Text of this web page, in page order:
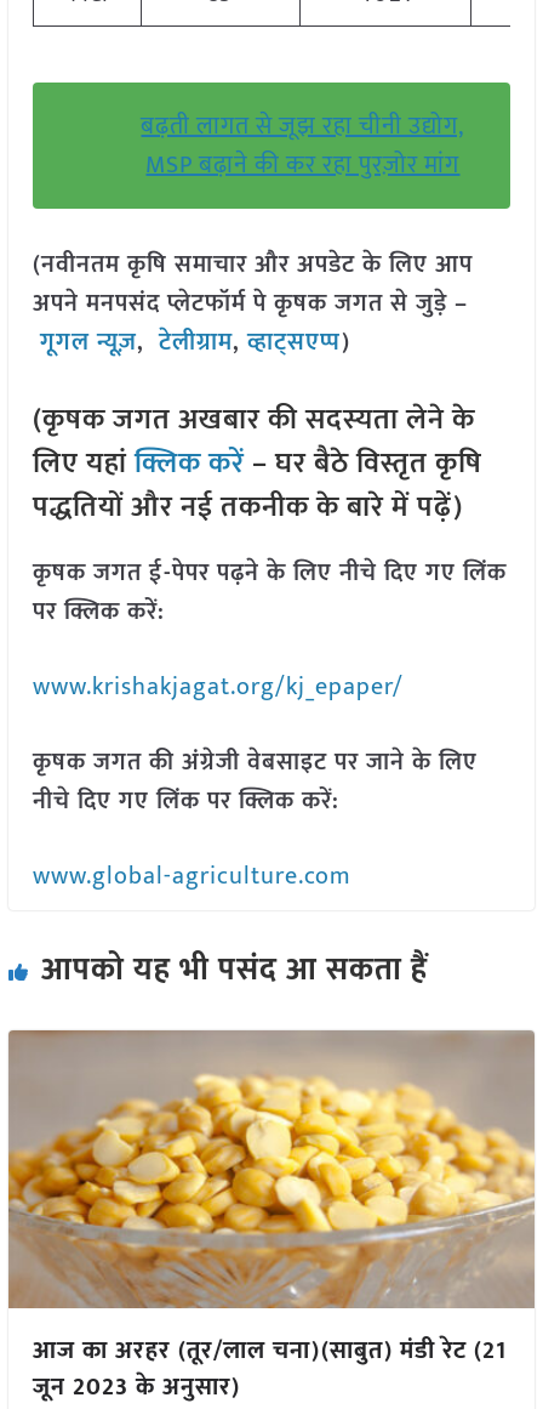
बढ़ती लागत से जूझ रहा चीनी उद्योग,
MSP बढ़ाने की कर रहा पुरज़ोर मांग
(नवीनतम कृषि समाचार और अपडेट के लिए आप
अपने मनपसंद प्लेटफॉर्म पे कृषक जगत से जुड़े –
गूगल न्यूज़,टेलीग्राम,व्हाट्सएप्प)
(कृषक जगत अखबार की सदस्यता लेने के
लिए यहांक्लिक करें– घर बैठे विस्तृत कृषि
पद्धतियों और नई तकनीक के बारे में पढ़ें)
कृषक जगत ई-पेपर पढ़ने के लिए नीचे दिए गए लिंक
पर क्लिक करें:
www.krishakjagat.org/kj_epaper/
कृषक जगत की अंग्रेजी वेबसाइट पर जाने के लिए
नीचे दिए गए लिंक पर क्लिक करें:
www.global-agriculture.com
आपको यह भी पसंद आ सकता हैं
आज का अरहर (तूर/लाल चना)(साबुत) मंडी रेट (21
जून 2023 के अनुसार)